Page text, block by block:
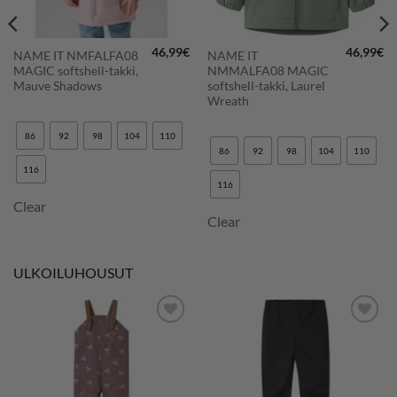
NAME IT NMFALFA08
MAGIC softshell-takki,
Mauve Shadows
46,99€
86 92 98 104 110
116
Clear
NAME IT
NMMALFA08 MAGIC
softshell-takki, Laurel
Wreath
46,99€
86 92 98 104 110
116
Clear
ULKOILUHOUSUT
LISÄÄ
SUOSIKKEIHIN